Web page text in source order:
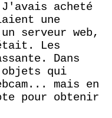
acheté
une
serveur web,
Les
Dans
objets qui
mais en
pour obtenir